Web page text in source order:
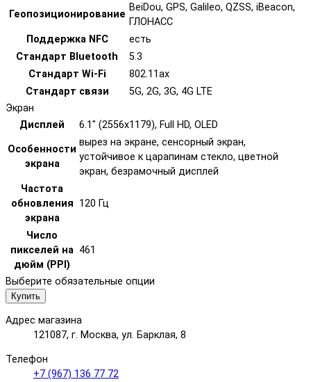
Геопозиционирование
BeiDou, GPS, Galileo, QZSS, iBeacon,
ГЛОНАСС
Поддержка NFC
есть
Стандарт Bluetooth
5.3
Стандарт Wi-Fi
802.11ax
Стандарт связи
5G, 2G, 3G, 4G LTE
Экран
Дисплей
6.1" (2556x1179), Full HD, OLED
Особенности
экрана
вырез на экране, сенсорный экран,
устойчивое к царапинам стекло, цветной
экран, безрамочный дисплей
Частота
обновления
экрана
120 Гц
Число
пикселей на
дюйм (PPI)
461
Выберите обязательные опции
Купить
Адрес магазина
121087, г. Москва, ул. Барклая, 8
Телефон
+7 (967) 136 77 72